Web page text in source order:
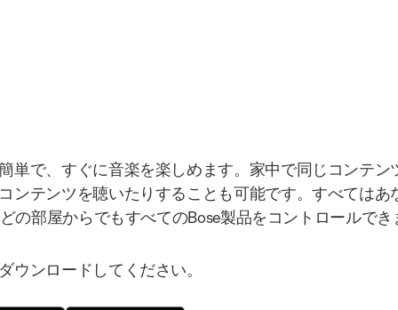
単で、すぐに音楽を楽しめます。家中で同じコンテン
ンテンツを聴いたりすることも可能です。すべてはあ
の部屋からでもすべてのBose製品をコントロールでき
ウンロードしてください。